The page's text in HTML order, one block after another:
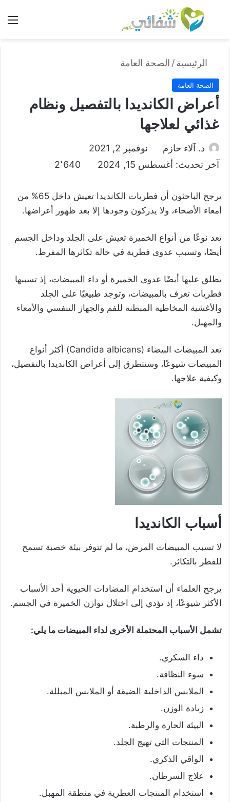
بحث عن
الرئيسية/ الصحة العامة
الصحة العامة
أعراض الكانديدا بالتفصيل ونظام
غذائي لعلاجها
د. آلاء حازم
نوفمبر 2, 2021
آخر تحديث: أغسطس 15, 2024
2٬640
يرجح الباحثون أن فطريات الكانديدا تعيش داخل 65% من
أمعاء الأصحاء، ولا يدركون وجودها إلا بعد ظهور أعراضها.
تعد نوعًا من أنواع الخميرة تعيش على الجلد وداخل الجسم
أيضًا، وتسبب عدوى فطرية في حالة تكاثرها المفرط.
يطلق عليها أيضًا عدوى الخميرة أو داء المبيضات، إذ تسببها
فطريات تعرف بالمبيضات، وتوجد طبيعيًا على الجلد
والأغشية المخاطية المبطنة للفم والجهاز التنفسي والأمعاء
والمهبل.
تعد المبيضات البيضاء (Candida albicans) أكثر أنواع
المبيضات شيوعًا، وسنتطرق إلى أعراض الكانديدا بالتفصيل،
وكيفية علاجها.
أسباب الكانديدا
لا تسبب المبيضات المرض، ما لم تتوفر بيئة خصبة تسمح
للفطر بالتكاثر.
يرجح العلماء أن استخدام المضادات الحيوية أحد الأسباب
الأكثر شيوعًا، إذ تؤدي إلى اختلال توازن الخميرة في الجسم.
تشمل الأسباب المحتملة الأخرى لداء المبيضات ما يلي:
داء السكري.
سوء النظافة.
الملابس الداخلية الضيقة أو الملابس المبللة.
زيادة الوزن.
البيئة الحارة والرطبة.
المنتجات التي تهيج الجلد.
الواقي الذكري.
علاج السرطان.
استخدام المنتجات العطرية في منطقة المهبل.